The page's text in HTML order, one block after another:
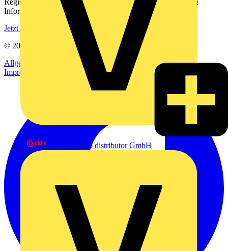
eldis electro distributor GmbH
Registrieren Sie sich kostenlos und erhalten Sie stets aktuelle
Informationen aus der Elektroindustrie.
Jetzt registrieren
© 2002-
Voltimum
Allgemeine Geschäftsbedingungen
Datenschutzerklärung
Impressum